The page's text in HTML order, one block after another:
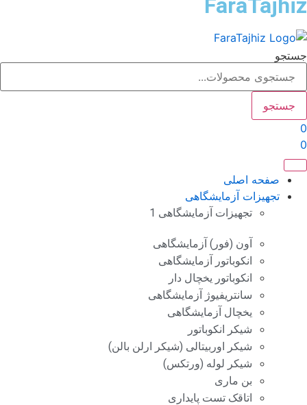
جستجو
صفحه اصلی
تجهیزات آزمایشگاهی
تجهیزات آزمایشگاهی 1
آون (فور) آزمایشگاهی
انکوباتور آزمایشگاهی
انکوباتور یخچال دار
سانتریفیوژ آزمایشگاهی
یخچال آزمایشگاهی
شیکر انکوباتور
شیکر اوربیتالی (شیکر ارلن بالن)
شیکر لوله (ورتکس)
بن ماری
اتاقک تست پایداری